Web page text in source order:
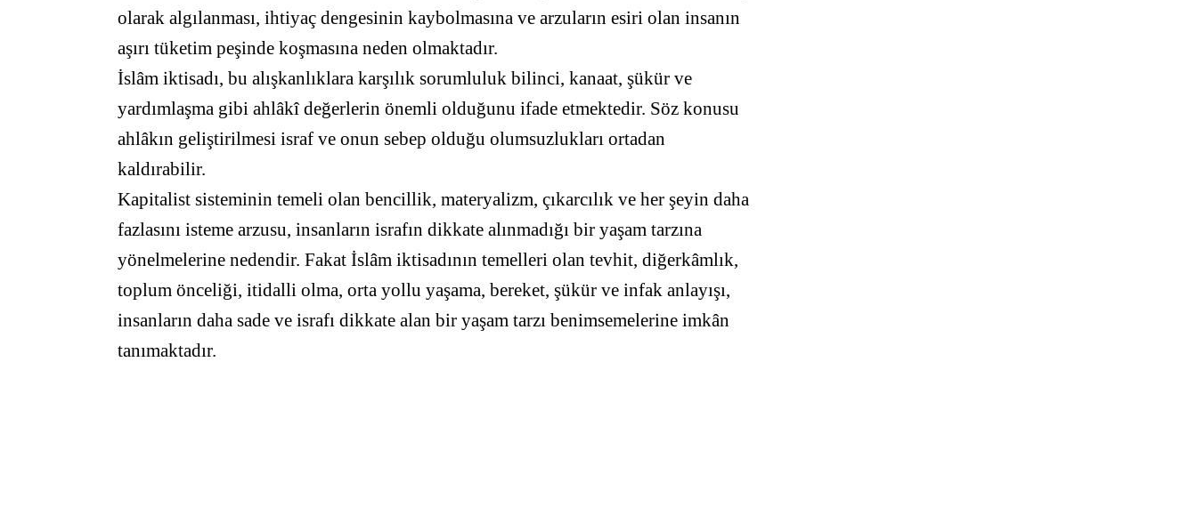
olarak algılanması, ihtiyaç dengesinin kaybolmasına ve arzuların esiri olan insanın
aşırı tüketim peşinde koşmasına neden olmaktadır.
İslâm iktisadı, bu alışkanlıklara karşılık sorumluluk bilinci, kanaat, şükür ve
yardımlaşma gibi ahlâkî değerlerin önemli olduğunu ifade etmektedir. Söz konusu
ahlâkın geliştirilmesi israf ve onun sebep olduğu olumsuzlukları ortadan
kaldırabilir.
Kapitalist sisteminin temeli olan bencillik, materyalizm, çıkarcılık ve her şeyin daha
fazlasını isteme arzusu, insanların israfın dikkate alınmadığı bir yaşam tarzına
yönelmelerine nedendir. Fakat İslâm iktisadının temelleri olan tevhit, diğerkâmlık,
toplum önceliği, itidalli olma, orta yollu yaşama, bereket, şükür ve infak anlayışı,
insanların daha sade ve israfı dikkate alan bir yaşam tarzı benimsemelerine imkân
tanımaktadır.